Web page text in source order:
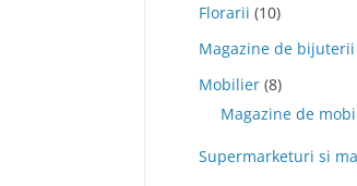
Florarii (10)
Magazine de bijuterii
Mobilier (8)
Magazine de
Supermarketuri si